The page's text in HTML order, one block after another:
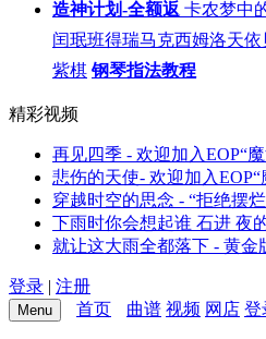
造神计划-全额返 卡农梦中
闰珉班得瑞马克西姆洛天依
紫棋 钢琴指法教程
精彩视频
再见四季 - 欢迎加入EOP“
悲伤的天使- 欢迎加入EOP“
穿越时空的思念 - “拒绝摆
下雨时你会想起谁 石进 夜
就让这大雨全都落下 - 黄金
登录 | 注册
Menu 首页 曲谱 视频 网店 登